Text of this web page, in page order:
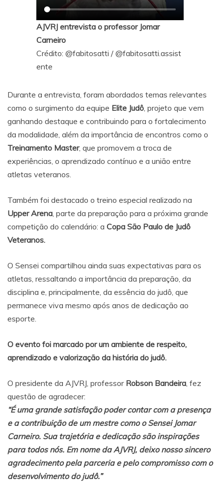
AJVRJ entrevista o professor Jomar
Carneiro
Crédito: @fabitosatti / @fabitosatti.assist
ente
Durante a entrevista, foram abordados temas relevantes
como o surgimento da equipe Elite Judô, projeto que vem
ganhando destaque e contribuindo para o fortalecimento
da modalidade, além da importância de encontros como o
Treinamento Master, que promovem a troca de
experiências, o aprendizado contínuo e a união entre
atletas veteranos.
Também foi destacado o treino especial realizado na
Upper Arena, parte da preparação para a próxima grande
competição do calendário: a Copa São Paulo de Judô
Veteranos.
O Sensei compartilhou ainda suas expectativas para os
atletas, ressaltando a importância da preparação, da
disciplina e, principalmente, da essência do judô, que
permanece viva mesmo após anos de dedicação ao
esporte.
O evento foi marcado por um ambiente de respeito,
aprendizado e valorização da história do judô.
O presidente da AJVRJ, professor Robson Bandeira, fez
questão de agradecer:
“É uma grande satisfação poder contar com a presença
e a contribuição de um mestre como o Sensei Jomar
Carneiro. Sua trajetória e dedicação são inspirações
para todos nós. Em nome da AJVRJ, deixo nosso sincero
agradecimento pela parceria e pelo compromisso com o
desenvolvimento do judô.”